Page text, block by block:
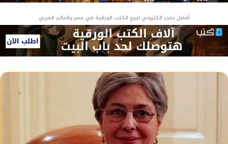
أفضل متجر الكتروني لبيع الكتب الورقية في مصر والعالم العربي